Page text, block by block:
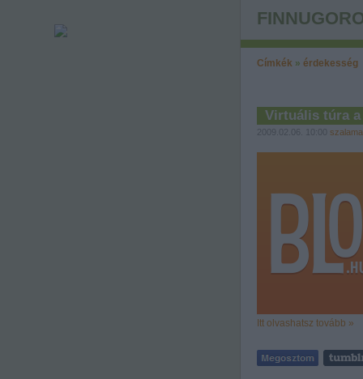
Címkék » érdekesség
Virtuális túra
2009.02.06. 10:00
Itt olvashatsz tovább »